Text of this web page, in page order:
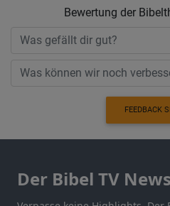
Bewertung der
FEEDBACK
Der Bibel TV